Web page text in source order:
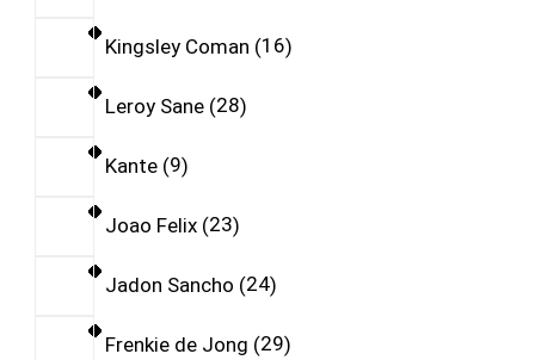
Kingsley Coman 16
Leroy Sane 28
Kante 9
Joao Felix 23
Jadon Sancho 24
Frenkie de Jong 29